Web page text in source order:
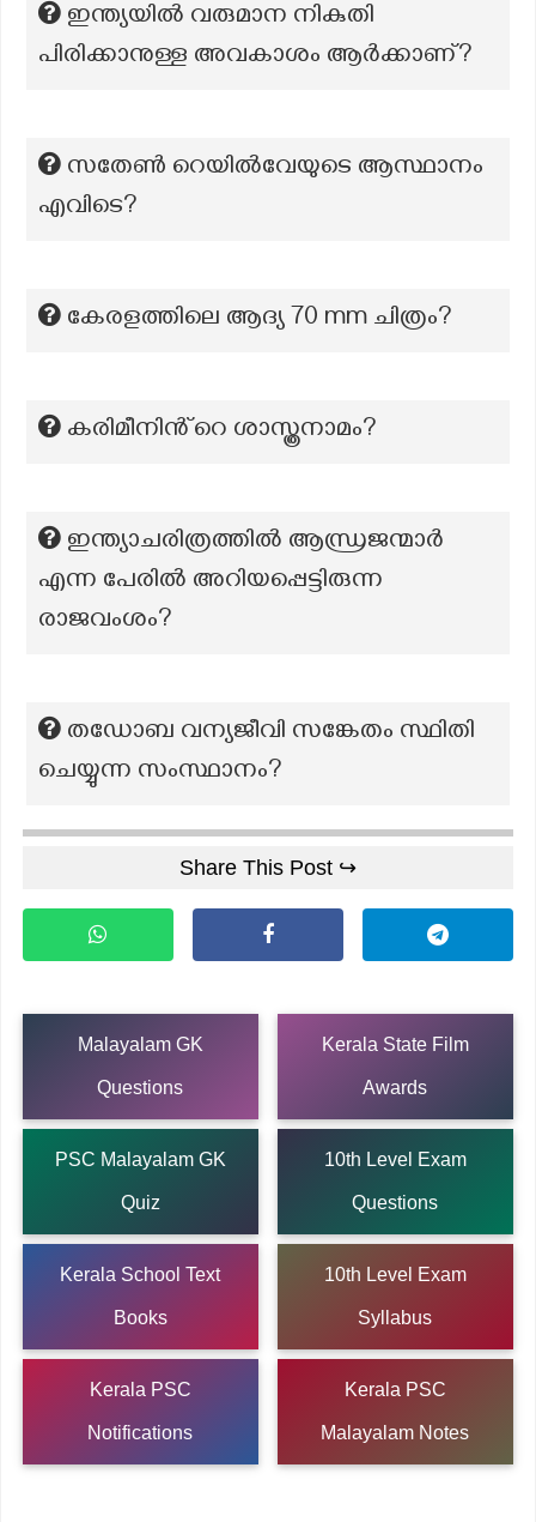
ഇന്ത്യയിൽ വരുമാന നികുതി
പിരിക്കാനുള്ള അവകാശം ആർക്കാണ്?
സതേൺ റെയിൽവേയുടെ ആസ്ഥാനം
എവിടെ?
കേരളത്തിലെ ആദ്യ 70 mm ചിത്രം?
കരിമീനിൻ്റെ ശാസ്ത്രനാമം?
ഇന്ത്യാചരിത്രത്തിൽ ആന്ധ്രജന്മാർ
എന്ന പേരിൽ അറിയപ്പെട്ടിരുന്ന
രാജവംശം?
തഡോബ വന്യജീവി സങ്കേതം സ്ഥിതി
ചെയ്യുന്ന സംസ്ഥാനം?
Share This Post ↪
Malayalam GK
Questions
Kerala State Film
Awards
PSC Malayalam GK
Quiz
10th Level Exam
Questions
Kerala School Text
Books
10th Level Exam
Syllabus
Kerala PSC
Notifications
Kerala PSC
Malayalam Notes